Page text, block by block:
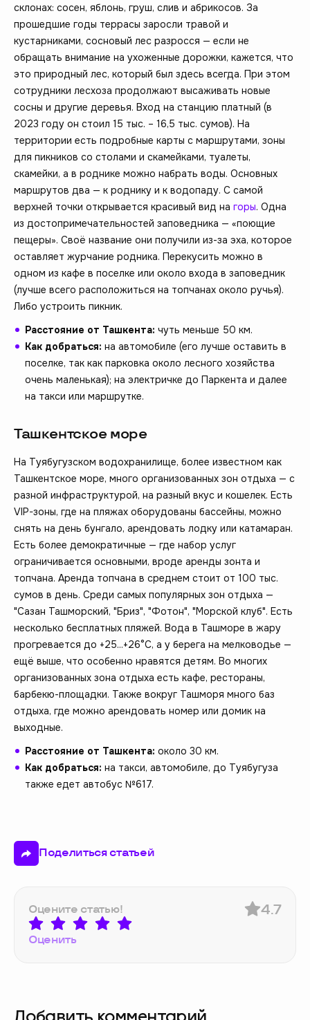
склонах: сосен, яблонь, груш, слив и абрикосов. За
прошедшие годы террасы заросли травой и
кустарниками, сосновый лес разросся — если не
обращать внимание на ухоженные дорожки, кажется, что
это природный лес, который был здесь всегда. При этом
сотрудники лесхоза продолжают высаживать новые
сосны и другие деревья. Вход на станцию платный (в
2023 году он стоил 15 тыс. – 16,5 тыс. сумов). На
территории есть подробные карты с маршрутами, зоны
для пикников со столами и скамейками, туалеты,
скамейки, а в роднике можно набрать воды. Основных
маршрутов два — к роднику и к водопаду. С самой
верхней точки открывается красивый вид на горы. Одна
из достопримечательностей заповедника — «поющие
пещеры». Своё название они получили из-за эха, которое
оставляет журчание родника. Перекусить можно в
одном из кафе в поселке или около входа в заповедник
(лучше всего расположиться на топчанах около ручья).
Либо устроить пикник.
Расстояние от Ташкента: чуть меньше 50 км.
Как добраться: на автомобиле (его лучше оставить в
поселке, так как парковка около лесного хозяйства
очень маленькая); на электричке до Паркента и далее
на такси или маршрутке.
Ташкентское море
На Туябугузском водохранилище, более известном как
Ташкентское море, много организованных зон отдыха — с
разной инфраструктурой, на разный вкус и кошелек. Есть
VIP-зоны, где на пляжах оборудованы бассейны, можно
снять на день бунгало, арендовать лодку или катамаран.
Есть более демократичные — где набор услуг
ограничивается основными, вроде аренды зонта и
топчана. Аренда топчана в среднем стоит от 100 тыс.
сумов в день. Среди самых популярных зон отдыха —
"Сазан Ташморский, "Бриз", "Фотон", "Морской клуб". Есть
несколько бесплатных пляжей. Вода в Ташморе в жару
прогревается до +25...+26°C, а у берега на мелководье —
ещё выше, что особенно нравятся детям. Во многих
организованных зона отдыха есть кафе, рестораны,
барбекю-площадки. Также вокруг Ташморя много баз
отдыха, где можно арендовать номер или домик на
выходные.
Расстояние от Ташкента: около 30 км.
Как добраться: на такси, автомобиле, до Туябугуза
также едет автобус №617.
Поделиться статьей
Оцените статью!
Оценить
4.7
Добавить комментарий